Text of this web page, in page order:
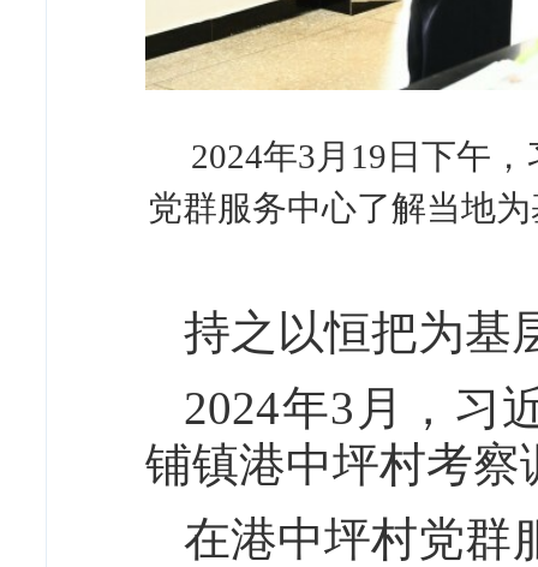
2024年3月19日下午
党群服务中心了解当地
持之以恒把为基
2024年3月，习
铺镇港中坪村考
在港中坪村党群